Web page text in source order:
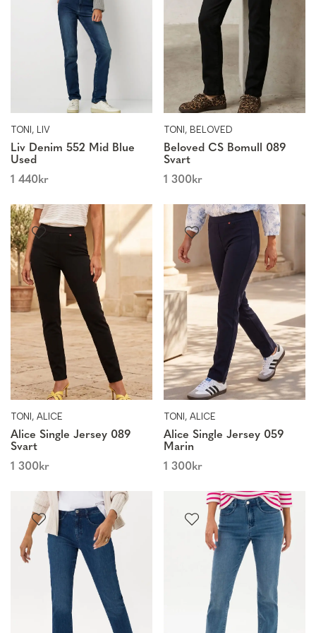
TONI, LIV
Liv Denim 552 Mid Blue
Used
1 440kr
TONI, BELOVED
Beloved CS Bomull 089
Svart
1 300kr
TONI, ALICE
Alice Single Jersey 089
Svart
1 300kr
TONI, ALICE
Alice Single Jersey 059
Marin
1 300kr